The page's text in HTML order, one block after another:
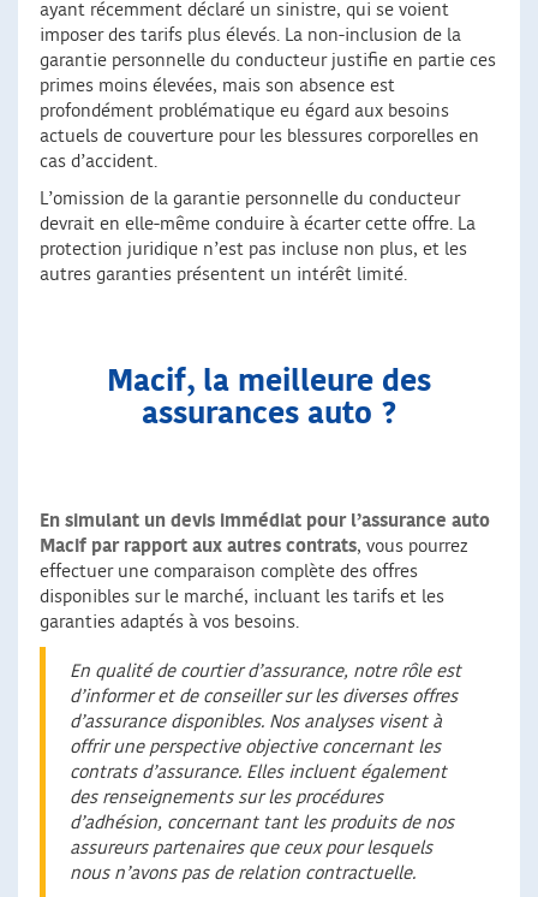
ayant récemment déclaré un sinistre, qui se voient
imposer des tarifs plus élevés. La non-inclusion de la
garantie personnelle du conducteur justifie en partie ces
primes moins élevées, mais son absence est
profondément problématique eu égard aux besoins
actuels de couverture pour les blessures corporelles en
cas d’accident.
L’omission de la garantie personnelle du conducteur
devrait en elle-même conduire à écarter cette offre. La
protection juridique n’est pas incluse non plus, et les
autres garanties présentent un intérêt limité.
Macif, la meilleure des
assurances auto ?
En simulant un devis immédiat pour l’assurance auto
Macif par rapport aux autres contrats, vous pourrez
effectuer une comparaison complète des offres
disponibles sur le marché, incluant les tarifs et les
garanties adaptés à vos besoins.
En qualité de courtier d’assurance, notre rôle est
d’informer et de conseiller sur les diverses offres
d’assurance disponibles. Nos analyses visent à
offrir une perspective objective concernant les
contrats d’assurance. Elles incluent également
des renseignements sur les procédures
d’adhésion, concernant tant les produits de nos
assureurs partenaires que ceux pour lesquels
nous n’avons pas de relation contractuelle.